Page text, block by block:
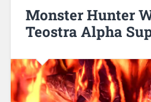
Monster Hunter
Teostra Alpha